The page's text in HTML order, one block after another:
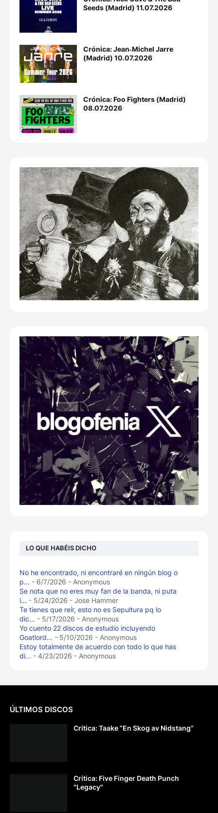
Seeds (Madrid) 11.07.2026
Crónica: Jean‐Michel Jarre
(Madrid) 10.07.2026
Crónica: Foo Fighters (Madrid)
08.07.2026
LO QUE HABÉIS DICHO
No he encontrado, ni encontraré en ningún blog o
p... - 6/7/2026 - Anonymous
Se nota que no eres muy fan de la banda, ni puta
i... - 5/24/2026 - Jose Hammer
Te tienes que reír, esto no es Sepultura pq lo
dic... - 5/17/2026 - Anonymous
Yo cuento 22 discos de estudio incluyendo
Goatlord... - 5/10/2026 - Anonymous
Estoy totalmente de acuerdo con todo lo que has
di... - 4/23/2026 - Anonymous
ÚLTIMOS DISCOS
Crítica: Taake “En Skog av Nidstang”
Crítica: Five Finger Death Punch
"Legacy"